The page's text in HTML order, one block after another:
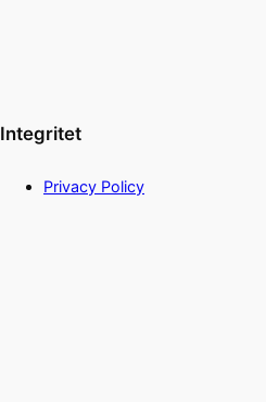
Integritet
Privacy Policy